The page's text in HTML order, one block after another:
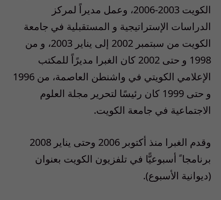
الكويت 2003-2006، وعمل مديراً لمركز
الدراسات الإستراتيجية و المستقبلية في جامعة
الكويت من سبتمبر 2002 إلى يناير 2003، و من
1998 و حتى 2002 كان الغبرا مديرًاً للمكتب
الإعلامي الكويتي في واشنطن العاصمة، من 1996
و حتى 1999 كان رئيسًا لتحرير مجلة العلوم
الاجتماعية في جامعة الكويت.
وقدم الغبرا منذ أكتوبر 2006 وحتى يناير 2008
برنامجا ً أسبوعيًّا في تلفزيون الكويت بعنوان
(ديوانية الأسبوع).